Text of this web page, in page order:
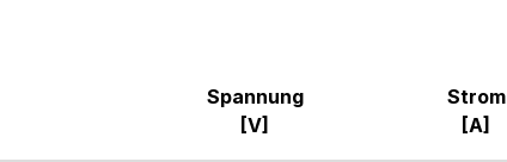
Spannung
[V]
Strom
[A]